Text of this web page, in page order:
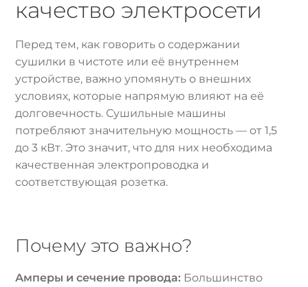
качество электросети
Перед тем, как говорить о содержании
сушилки в чистоте или её внутреннем
устройстве, важно упомянуть о внешних
условиях, которые напрямую влияют на её
долговечность. Сушильные машины
потребляют значительную мощность — от 1,5
до 3 кВт. Это значит, что для них необходима
качественная электропроводка и
соответствующая розетка.
Почему это важно?
Амперы и сечение провода: Большинство